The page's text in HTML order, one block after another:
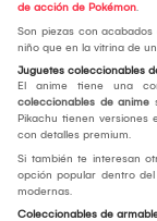
de acción de Pokémon.
Son piezas con
niño que en la vitrina de
Juguetes coleccionables
El anime tiene una
coleccionables de anime
Pikachu tienen versiones
con detalles premium.
Si también te interesan
opción popular dentro
modernas.
Coleccionables de